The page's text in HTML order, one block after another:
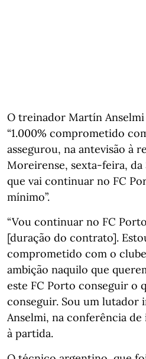
O treinador Martín
“1.000% comprometido
assegurou, na antevisão à
Moreirense, sexta-feira, da
que vai continuar no FC
mínimo”.
“Vou continuar no FC
[duração do contrato].
comprometido com o
ambição naquilo que
este FC Porto conseguir o
conseguir. Sou um lutador
Anselmi, na conferência
à partida.